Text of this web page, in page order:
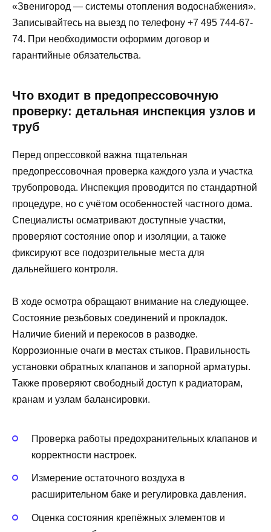
«Звенигород — системы отопления водоснабжения».
Записывайтесь на выезд по телефону +7 495 744-67-
74. При необходимости оформим договор и
гарантийные обязательства.
Что входит в предопрессовочную
проверку: детальная инспекция узлов и
труб
Перед опрессовкой важна тщательная
предопрессовочная проверка каждого узла и участка
трубопровода. Инспекция проводится по стандартной
процедуре, но с учётом особенностей частного дома.
Специалисты осматривают доступные участки,
проверяют состояние опор и изоляции, а также
фиксируют все подозрительные места для
дальнейшего контроля.
В ходе осмотра обращают внимание на следующее.
Состояние резьбовых соединений и прокладок.
Наличие биений и перекосов в разводке.
Коррозионные очаги в местах стыков. Правильность
установки обратных клапанов и запорной арматуры.
Также проверяют свободный доступ к радиаторам,
кранам и узлам балансировки.
Проверка работы предохранительных клапанов и
корректности настроек.
Измерение остаточного воздуха в
расширительном баке и регулировка давления.
Оценка состояния крепёжных элементов и